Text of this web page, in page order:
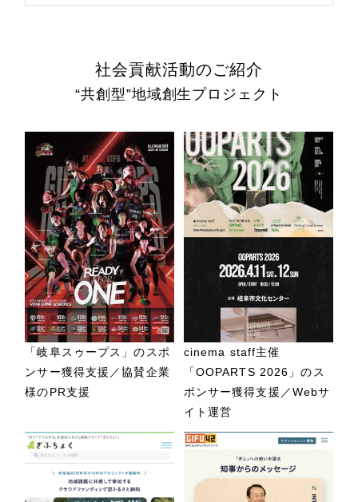
社会貢献活動のご紹介
“共創型”地域創生プロジェクト
「岐阜スゥープス」のスポ
ンサー獲得支援／協賛企業
様のPR支援
cinema staff主催
「OOPARTS 2026」のス
ポンサー獲得支援／Webサ
イト運営